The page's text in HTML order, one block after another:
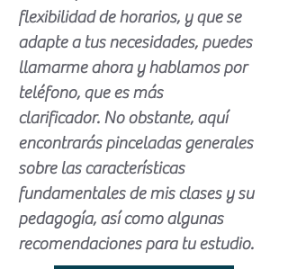
flexibilidad de horarios, y que se
adapte a tus necesidades, puedes
llamarme ahora y hablamos por
teléfono, que es más
clarificador. No obstante, aquí
encontrarás pinceladas generales
sobre las características
fundamentales de mis clases y su
pedagogía, así como algunas
recomendaciones para tu estudio.